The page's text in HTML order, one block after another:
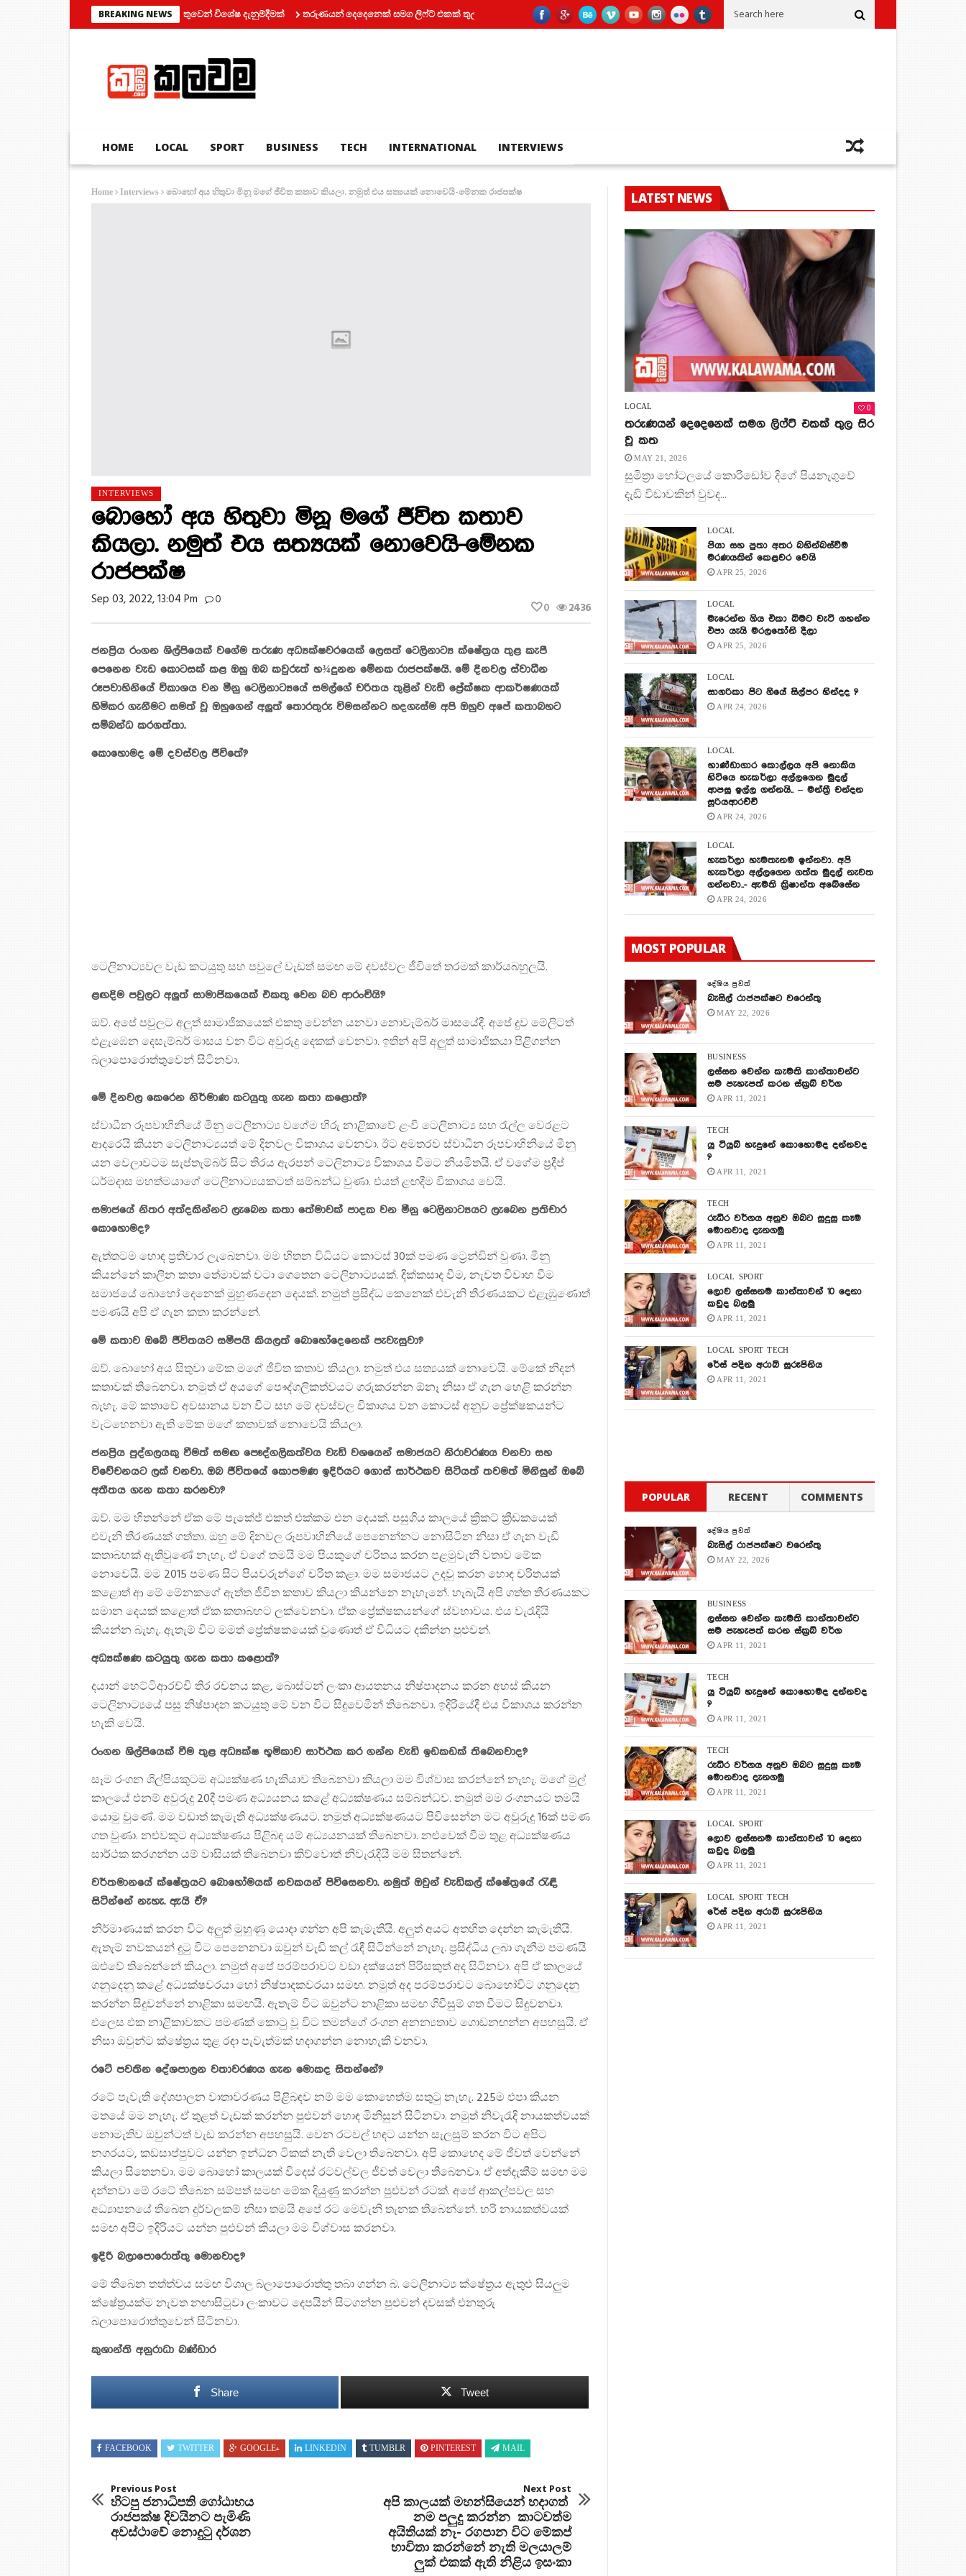
BREAKING NEWS
මෝටර් රථ ප්‍රවාහන දෙපාර්තමේන්තුවෙන් විශේෂ දැනුම්දීමක් තරුණයන් දෙදෙනෙක් සමග ලිෆ්ට් එකක් තුල සිර වූ කත පියා සහ පුතා අතර බහින්බස්වීම මරණයකින් කෙළවර වෙයි කෝටි 2කට අධික කුෂ් සමග ඡායාරූප ශිල්පියෙක්
HOME LOCAL SPORT BUSINESS TECH INTERNATIONAL INTERVIEWS
Home Interviews බොහෝ අය හිතුවා මිනූ මගේ ජීවිත කතාව කියලා. නමුත් එය සත්‍යයක් නොවෙයි-මේනක රාජපක්ෂ
INTERVIEWS
බොහෝ අය හිතුවා මිනූ මගේ ජීවිත කතාව
කියලා. නමුත් එය සත්‍යයක් නොවෙයි-මේනක
රාජපක්ෂ
Sep 03, 2022, 13:04 Pm 0 2436
0
ජනප්‍රිය රංගන ශිල්පියෙක් වගේම තරුණ අධ්‍යක්ෂවරයෙක් ලෙසත් ටෙලිනාට්‍ය ක්ෂේත්‍රය තුළ කැපී
පෙනෙන වැඩ කොටසක් කළ ඔහු ඔබ කවුරුත් හ¾දුනන මේනක රාජපක්ෂයි. මේ දිනවල ස්වාධීන
රූපවාහිනියේ විකාශය වන මීනු ටෙලිනාට්‍යයේ සමල්ගේ චරිතය තුළින් වැඩි ප්‍රේක්ෂක ආකර්ෂණයක්
හිමිකර ගැනීමට සමත් වූ ඔහුගෙන් අලුත් තොරතුරු විමසන්නට හදගැස්ම අපි ඔහුව අපේ කතාබහට
සම්බන්ධ කරගත්තා.
කොහොමද මේ දවස්වල ජීවිතේ?
ටෙලිනාට්‍යවල වැඩ කටයුතු සහ පවුලේ වැඩත් සමඟ මේ දවස්වල ජීවිතේ තරමක් කාර්යබහුලයි.
ළඟදිම පවුලට අලුත් සාමාජිකයෙක් එකතු වෙන බව ආරංචියි?
ඔව්. අපේ පවුලට අලුත් සාමාජිකයෙක් එකතු වෙන්න යනවා නොවැම්බර් මාසයේදී. අපේ දුව මේලිටත්
එළැඹෙන දෙසැම්බර් මාසය වන විට අවුරුදු දෙකක් වෙනවා. ඉතින් අපි අලුත් සාමාජිකයා පිළිගන්න
බලාපොරොත්තුවෙන් සිටිනවා.
මේ දිනවල කෙරෙන නිර්මාණ කටයුතු ගැන කතා කළොත්?
ස්වාධීන රූපවාහිනියේ මීනු ටෙලිනාට්‍ය වගේම හිරු නාළිකාවේ ළංවී ටෙලිනාට්‍ය සහ රැල්ල වෙරළට
ආදරෙයි කියන ටෙලිනාට්‍යයත් මේ දිනවල විකාශය වෙනවා. ඊට අමතරව ස්වාධීන රූපවාහිනියේ මීනු
යන වෙලාවටම සැප්තැම්බර් සිට තිරය ඇරපන් ටෙලිනාට්‍ය විකාශය වීමට නියමිතයි. ඒ වගේම ප්‍රදීප්
ධර්මදාස මහත්මයාගේ ටෙලිනාට්‍යයකටත් සම්බන්ධ වුණා. එයත් ළඟදීම විකාශය වෙයි.
සමාජයේ නිතර අත්දකින්නට ලැබෙන කතා තේමාවක් පාදක වන මීනු ටෙලිනාට්‍යයට ලැබෙන ප්‍රතිචාර
කොහොමද?
ඇත්තටම හොඳ ප්‍රතිචාර ලැබෙනවා. මම හිතන විධියට කොටස් 30ක් පමණ ට්‍රෙන්ඩින් වුණා. මීනු
කියන්නේ කාලීන කතා තේමාවක් වටා ගෙතෙන ටෙලිනාට්‍යයක්. දික්කසාද වීම, නැවත විවාහ වීම
සමාජයේ බොහෝ දෙනෙක් මුහුණදෙන දෙයක්. නමුත් ප්‍රසිද්ධ කෙනෙක් එවැනි තීරණයකට එළැඹුණොත්
පමණයි අපි ඒ ගැන කතා කරන්නේ.
මේ කතාව ඔබේ ජීවිතයට සමීපයි කියලත් බොහෝදෙනෙක් පැවැසුවා?
ඔව්. බොහෝ අය සිතුවා මේක මගේ ජීවිත කතාව කියලා. නමුත් එය සත්‍යයක් නොවෙයි. මේකේ නිදන්
කතාවක් තිබෙනවා. නමුත් ඒ අයගේ පෞද්ගලිකත්වයට ගරුකරන්න ඕනෑ නිසා ඒ ගැන හෙළි කරන්න
බැහැ. මේ කතාවේ අවසානය වන විට සහ මේ දවස්වල විකාශය වන කොටස් අනුව ප්‍රේක්ෂකයන්ට
වැටහෙනවා ඇති මේක මගේ කතාවක් නොවෙයි කියලා.
ජනප්‍රිය පුද්ගලයකු වීමත් සමඟ පෞද්ගලිකත්වය වැඩි වශයෙන් සමාජයට නිරාවරණය වනවා සහ
විවේචනයට ලක් වනවා. ඔබ ජීවිතයේ කොපමණ ඉදිරියට ගොස් සාර්ථකව සිටියත් තවමත් මිනිසුන් ඔබේ
අතීතය ගැන කතා කරනවා?
ඔව්. මම හිතන්නේ ඒක මේ පැකේජ් එකත් එක්කම එන දෙයක්. පසුගිය කාලයේ ක්‍රිකට් ක්‍රීඩකයෙක්
එවැනි තීරණයක් ගත්තා. ඔහු මේ දිනවල රූපවාහිනියේ පෙනෙන්නට නොසිටින නිසා ඒ ගැන වැඩි
කතාබහක් ඇතිවුණේ නැහැ. ඒ වගේ තමයි මම පියකුගේ චරිතය කරන පළමුවැනි වතාව මේක
නොවෙයි. මම 2015 පමණ සිට පියවරුන්ගේ චරිත කළා. මම සමාජයට උදවු කරන හොඳ චරිතයක්
කළොත් ආ මේ මේනකගේ ඇත්ත ජීවිත කතාව කියලා කියන්නෙ නැහැනේ. හැබැයි අපි ගත්ත තීරණයකට
සමාන දෙයක් කළොත් ඒක කතාබහට ලක්වෙනවා. ඒක ප්‍රේක්ෂකයන්ගේ ස්වභාවය. එය වැරැදියි
කියන්න බැහැ. ඇතැම් විට මමත් ප්‍රේක්ෂකයෙක් වුණොත් ඒ විධියට දකින්න පුළුවන්.
අධ්‍යක්ෂණ කටයුතු ගැන කතා කළොත්?
දයාන් හෙට්ටිආරච්චි තිර රචනය කළ, බොස්ටන් ලංකා ආයතනය නිෂ්පාදනය කරන අහස් කියන
ටෙලිනාට්‍යයේ පසු නිෂ්පාදන කටයුතු මේ වන විට සිදුවෙමින් තිබෙනවා. ඉදිරියේදී එය විකාශය කරන්න
හැකි වෙයි.
රංගන ශිල්පියෙක් වීම තුළ අධ්‍යක්ෂ භූමිකාව සාර්ථක කර ගන්න වැඩි ඉඩකඩක් තිබෙනවාද?
සෑම රංගන ශිල්පියකුටම අධ්‍යක්ෂණ හැකියාව තිබෙනවා කියලා මම විශ්වාස කරන්නේ නැහැ. මගේ මුල්
කාලයේ එනම් අවුරුදු 20දී පමණ අධ්‍යයනය කළේ අධ්‍යක්ෂණය සම්බන්ධව. නමුත් මම රංගනයට තමයි
යොමු වුණේ. මම වඩාත් කැමැති අධ්‍යක්ෂණයට. නමුත් අධ්‍යක්ෂණයට පිවිසෙන්න මට අවුරුදු 16ක් පමණ
ගත වුණා. නළුවකුට අධ්‍යක්ෂණය පිළිබඳ යම් අධ්‍යයනයක් තිබෙනවා. නළුවෙක් වීම තුළ අධ්‍යක්ෂණය
සාර්ථක කරගන්න යම් වාසියක් තිබෙනවා කිව්වොත් නිවැරැදියි මම සිතන්නේ.
වර්තමානයේ ක්ෂේත්‍රයට බොහෝමයක් නවකයන් පිවිසෙනවා. නමුත් ඔවුන් වැඩිකල් ක්ෂේත්‍රයේ රැඳී
සිටින්නේ නැහැ. ඇයි ඒ?
නිර්මාණයක් කරන විට අලුත් මුහුණු යොදා ගන්න අපි කැමැතියි. අලුත් අයට අතහිත දෙන්න කැමැතියි.
ඇතැම් නවකයන් දුටු විට පෙනෙනවා ඔවුන් වැඩි කල් රැඳී සිටින්නේ නැහැ. ප්‍රසිද්ධිය ලබා ගැනීම පමණයි
ඔළුවේ තිබෙන්නේ කියලා. නමුත් අපේ පරම්පරාවට වඩා දක්ෂයන් පිරිසකුත් අද සිටිනවා. අපි ඒ කාලයේ
ගනුදෙනු කළේ අධ්‍යක්ෂවරයා හෝ නිෂ්පාදකවරයා සමඟ. නමුත් අද පරම්පරාවට බොහෝවිට ගනුදෙනු
කරන්න සිදුවන්නේ නාළිකා සමඟයි. ඇතැම් විට ඔවුන්ට නාළිකා සමඟ ගිවිසුම් ගත වීමට සිදුවනවා.
එලෙස එක නාළිකාවකට පමණක් කොටු වූ විට තමන්ගේ රංගන අනන්‍යතාව ගොඩනඟන්න අපහසුයි. ඒ
නිසා ඔවුන්ට ක්ෂේත්‍රය තුළ රඳා පැවැත්මක් හදාගන්න නොහැකි වනවා.
රටේ පවතින දේශපාලන වතාවරණය ගැන මොකද සිතන්නේ?
රටේ පැවැති දේශපාලන වාතාවරණය පිළිබඳව නම් මම කොහෙත්ම සතුටු නැහැ. 225ම එපා කියන
මතයේ මම නැහැ. ඒ තුළත් වැඩක් කරන්න පුළුවන් හොඳ මිනිසුන් සිටිනවා. නමුත් නිවැරැදි නායකත්වයක්
නොමැතිව ඔවුන්ටත් වැඩ කරන්න අපහසුයි. වෙන රටවල් හඳට යන්න සැලසුම් කරන විට අපිට
නගරයට, කඩසාප්පුවට යන්න ඉන්ධන ටිකක් නැති වෙලා තිබෙනවා. අපි කොහෙද මේ ජීවත් වෙන්නේ
කියලා සිතෙනවා. මම බොහෝ කාලයක් විදෙස් රටවල්වල ජීවත් වෙලා තිබෙනවා. ඒ අත්දැකීම් සමඟ මම
දන්නවා මේ රටේ තිබෙන සම්පත් සමඟ මේක දියුණු කරන්න පුළුවන් රටක්. අපේ ආකල්පවල සහ
අධ්‍යාපනයේ තිබෙන දුර්වලකම් නිසා තමයි අපේ රට මෙවැනි තැනක තිබෙන්නේ. හරි නායකත්වයක්
සමඟ අපිට ඉදිරියට යන්න පුළුවන් කියලා මම විශ්වාස කරනවා.
ඉදිරි බලාපොරොත්තු මොනවාද?
මේ තිබෙන තත්ත්වය සමඟ විශාල බලාපොරොත්තු තබා ගන්න බ. ටෙලිනාට්‍ය ක්ෂේත්‍රය ඇතුළු සියලුම
ක්ෂේත්‍රයක්ම නැවත නඟාසිටුවා ලංකාවට දෙපයින් සිටගන්න පුළුවන් දවසක් එනතුරු
බලාපොරොත්තුවෙන් සිටිනවා.
කුශාන්ති අනුරාධා බණ්ඩාර
Share Tweet
FACEBOOK TWITTER GOOGLE+ LINKEDIN TUMBLR PINTEREST MAIL
Previous Post
හිටපු ජනාධිපති ගෝඨාභය
රාජපක්ෂ දිවයිනට පැමිණි
අවස්ථාවේ නොදුටු දර්ශන
Next Post
අපි කාලයක් මහන්සියෙන් හදාගත්
නම පලුදු කරන්න කාටවත්ම
අයිතියක් නෑ- රගපාන විට මේකප්
භාවිතා කරන්නේ නැති මලයාලම්
ලුක් එකක් ඇති නිළිය ඉසංකා
LATEST NEWS
LOCAL 0
තරුණයන් දෙදෙනෙක් සමග ලිෆ්ට් එකක් තුල සිර
වූ කත
MAY 21, 2026
සුමිත්‍රා හෝටලයේ කොරිඩෝව දිගේ පියනැගුවේ
දැඩි විඩාවකින් වුවද...
LOCAL
පියා සහ පුතා අතර බහින්බස්වීම
මරණයකින් කෙළවර වෙයි
APR 25, 2026
LOCAL
මැරෙන්න ගිය එකා බිමට වැටී ගහන්න
එපා යැයි මරලතෝනි දීලා
APR 25, 2026
LOCAL
සාගරිකා පිට ගියේ සිල්පර හින්දද ?
APR 24, 2026
LOCAL
භාණ්ඩාගාර කොල්ලය අපි නොකිය
හිටියෙ හැකර්ලා අල්ලගෙන මුදල්
ආපසු ඉල්ල ගන්නයි.. – මන්ත්‍රී චන්දන
සූරියආරච්චි
APR 24, 2026
LOCAL
හැකර්ලා හැමතැනම ඉන්නවා. අපි
හැකර්ලා අල්ලගෙන ගත්ත මුදල් නැවත
ගන්නවා..- ඇමති ක්‍රිෂාන්ත අබේසේන
APR 24, 2026
MOST POPULAR
දේශිය පුවත්
බැසිල් රාජපක්ෂට වරෙන්තු
MAY 22, 2026
BUSINESS
ලස්සන වෙන්න කැමති කාන්තාවන්ට
සම පැහැපත් කරන ස්ක්‍රබ් වර්ග
APR 11, 2021
TECH
යු ටියුබ් හැදුනේ කොහොමද දන්නවද
?
APR 11, 2021
TECH
රුධිර වර්ගය අනුව ඔබට සුදුසු කෑම
මොනවාද දැනගමු
APR 11, 2021
LOCAL SPORT
ලොව ලස්සනම කාන්තාවන් 10 දෙනා
කවුද බලමු
APR 11, 2021
LOCAL SPORT TECH
රේස් පදින අරාබි සුරූපිනිය
APR 11, 2021
POPULAR RECENT COMMENTS
දේශිය පුවත්
බැසිල් රාජපක්ෂට වරෙන්තු
MAY 22, 2026
BUSINESS
ලස්සන වෙන්න කැමති කාන්තාවන්ට
සම පැහැපත් කරන ස්ක්‍රබ් වර්ග
APR 11, 2021
TECH
යු ටියුබ් හැදුනේ කොහොමද දන්නවද
?
APR 11, 2021
TECH
රුධිර වර්ගය අනුව ඔබට සුදුසු කෑම
මොනවාද දැනගමු
APR 11, 2021
LOCAL SPORT
ලොව ලස්සනම කාන්තාවන් 10 දෙනා
කවුද බලමු
APR 11, 2021
LOCAL SPORT TECH
රේස් පදින අරාබි සුරූපිනිය
APR 11, 2021